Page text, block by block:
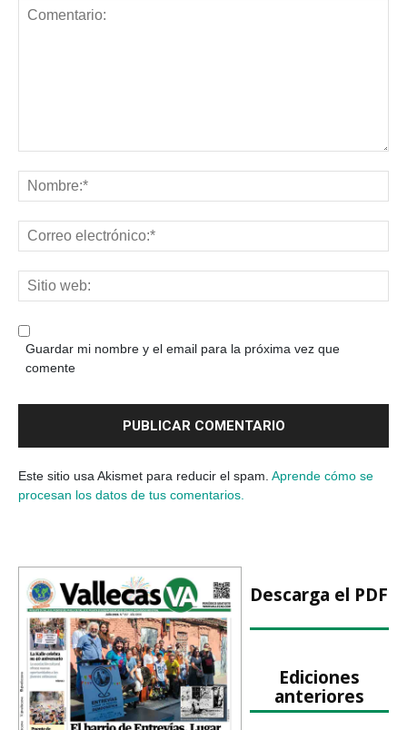
Guardar mi nombre y el email para la próxima vez que
comente
Este sitio usa Akismet para reducir el spam. Aprende cómo se
procesan los datos de tus comentarios.
Descarga el PDF
Ediciones
anteriores